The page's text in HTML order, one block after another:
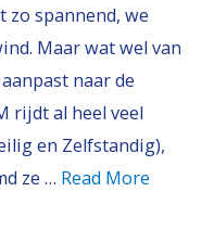
zo spannend, we
Maar wat wel van
naar de
rijdt al heel veel
en Zelfstandig),
ze … Read More